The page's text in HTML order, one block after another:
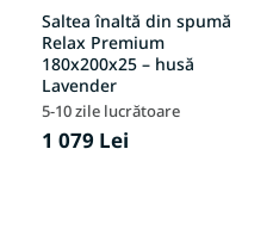
Saltea înaltă din spumă
Relax Premium
180x200x25 – husă
Lavender
5-10 zile lucrătoare
1 079 Lei